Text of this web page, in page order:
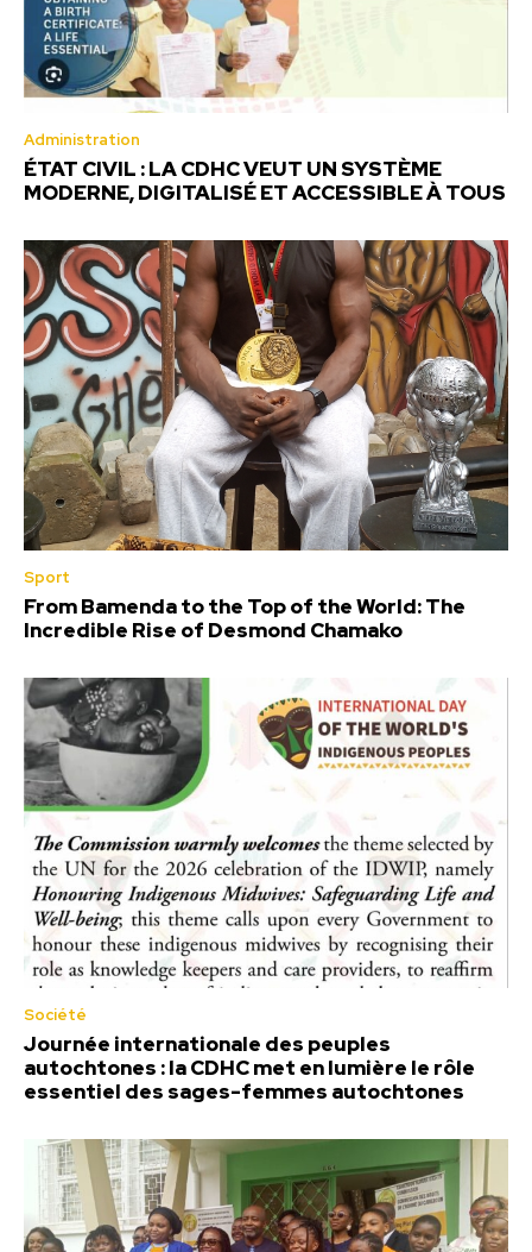
Administration
ÉTAT CIVIL : LA CDHC VEUT UN SYSTÈME
MODERNE, DIGITALISÉ ET ACCESSIBLE À TOUS
Sport
From Bamenda to the Top of the World: The
Incredible Rise of Desmond Chamako
Société
Journée internationale des peuples
autochtones : la CDHC met en lumière le rôle
essentiel des sages-femmes autochtones